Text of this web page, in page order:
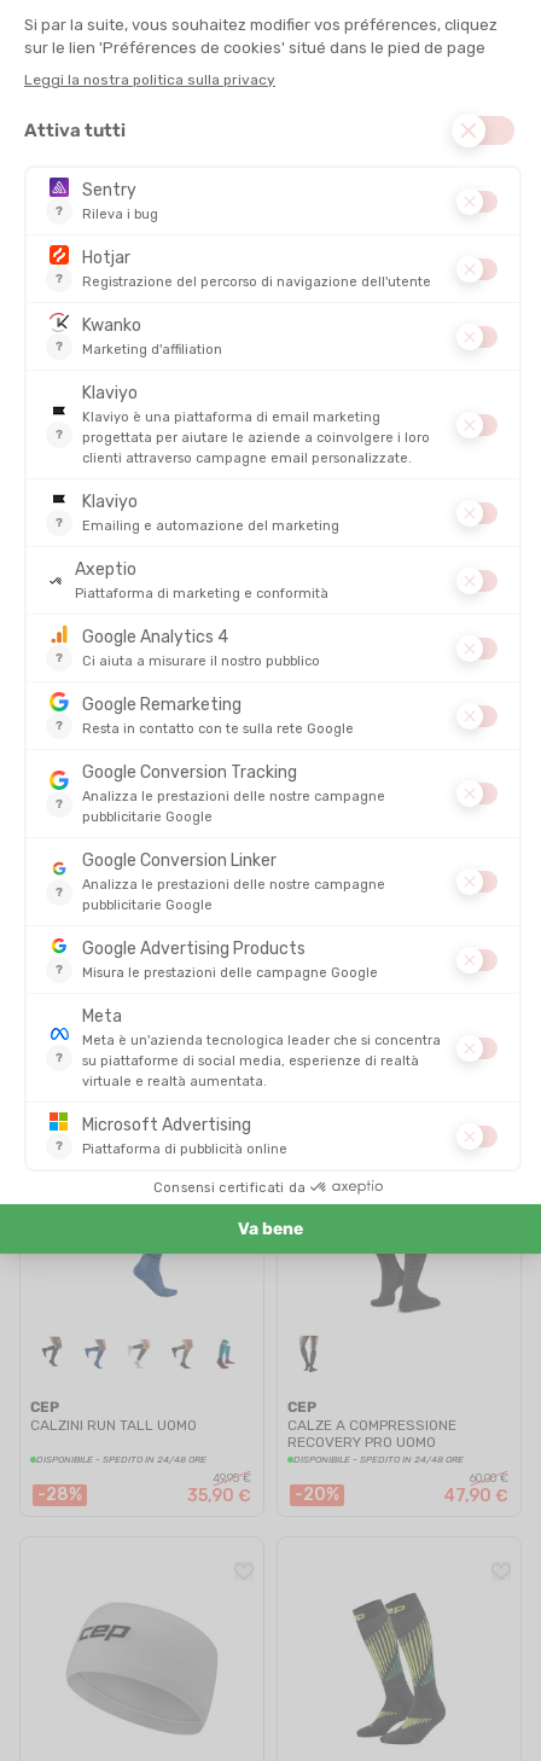
CALZE TOURING DONNA
22,50 €
17,90 €
BERRETTO PRO RUN
DISPONIBILE - SPEDITO IN 24/48 ORE
50,00 €
CALZE TOURING UOMO
-28%
59,95 €
CAPPELLINO CORE RUN
DISPONIBILE - SPEDITO IN 24/48 ORE
-20% 23,90 €
CEP
BERRETTO CORE RUN THERMAL
30,00 €
CEP
CALZINI RUN TALL UOMO
DISPONIBILE - SPEDITO IN 24/48 ORE
-28%
49,95 €
35,90 €
CEP
CALZE A COMPRESSIONE
RECOVERY PRO UOMO
DISPONIBILE - SPEDITO IN 24/48 ORE
-20%
60,00 €
47,90 €